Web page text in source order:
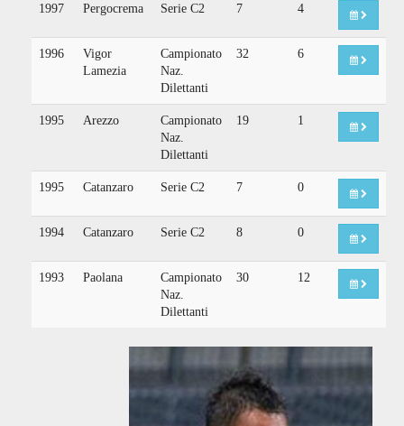
1997 Pergocrema Serie C2 7 4
1996
Vigor
Lamezia
Campionato
Naz.
Dilettanti
32 6
1995 Arezzo
Campionato
Naz.
Dilettanti
19 1
1995 Catanzaro Serie C2 7 0
1994 Catanzaro Serie C2 8 0
1993 Paolana
Campionato
Naz.
Dilettanti
30 12